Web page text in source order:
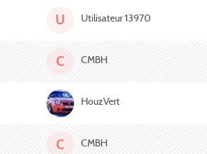
U Utilisateur 13970
C CMBH
HouzVert
C CMBH